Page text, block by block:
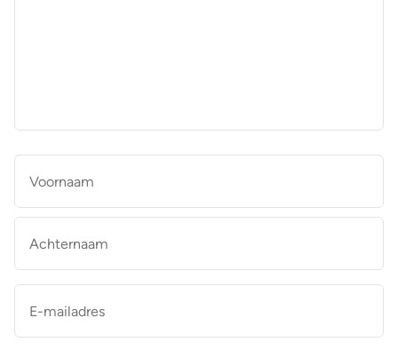
mailadres *